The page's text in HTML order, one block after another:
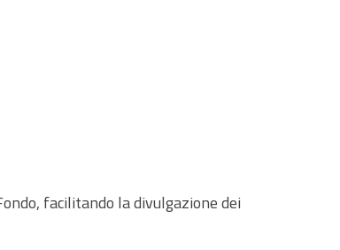
facilitando la divulgazione dei